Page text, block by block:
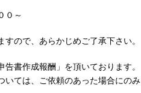
０～
ので、あらかじめご了承下さい。
書作成報酬」を頂いております。
ては、ご依頼のあった場合にのみ